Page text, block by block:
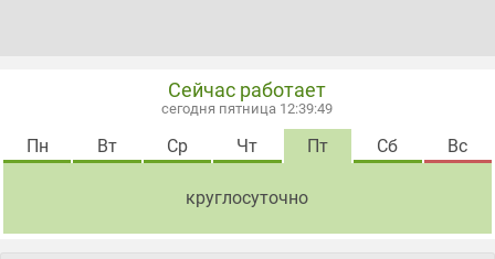
Сейчас работает
сегодня пятница 12:39:50
Пн Вт Ср Чт Пт Сб Вс
круглосуточно